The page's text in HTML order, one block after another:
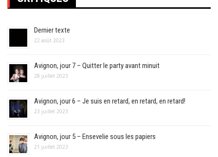
Dernier texte
22 août 2023
Avignon, jour 7 – Quitter le party avant minuit
28 juillet 2023
Avignon, jour 6 – Je suis en retard, en retard, en retard!
23 juillet 2023
Avignon, jour 5 – Ensevelie sous les papiers
21 juillet 2023